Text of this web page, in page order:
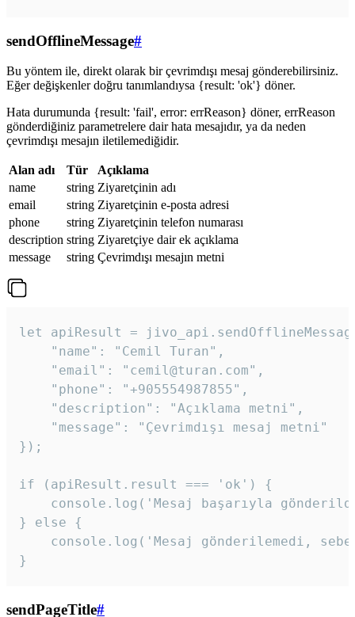
sendOfflineMessage#
Bu yöntem ile, direkt olarak bir çevrimdışı mesaj gönderebilirsiniz.
Eğer değişkenler doğru tanımlandıysa {result: 'ok'} döner.
Hata durumunda {result: 'fail', error: errReason} döner, errReason
gönderdiğiniz parametrelere dair hata mesajıdır, ya da neden
çevrimdışı mesajın iletilemediğidir.
Alan adı Tür
Açıklama
name
string Ziyaretçinin adı
email
string Ziyaretçinin e-posta adresi
phone
string Ziyaretçinin telefon numarası
description string Ziyaretçiye dair ek açıklama
message
string Çevrimdışı mesajın metni
let apiResult =
    "name": "Cemil Turan",
    "email": "cemil@turan.com",
    "phone": "+905554987855",
    "description": "Açıklama metni",
    "message": "Çevrimdışı mesaj metni"
});
if (apiResult.result === 'ok') {
console.log('Mesaj başarıyla
} else {
console.log('Mesaj gönderilemedi,
}
sendPageTitle#